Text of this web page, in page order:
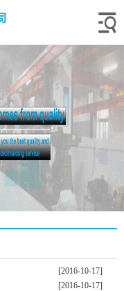
[2016-10-17]
[2016-10-17]